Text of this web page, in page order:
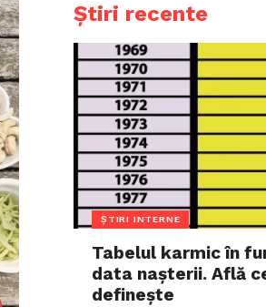
Știri recente
ȘTIRI INTERNE
Tabelul karmic în
data nașterii. Află
definește